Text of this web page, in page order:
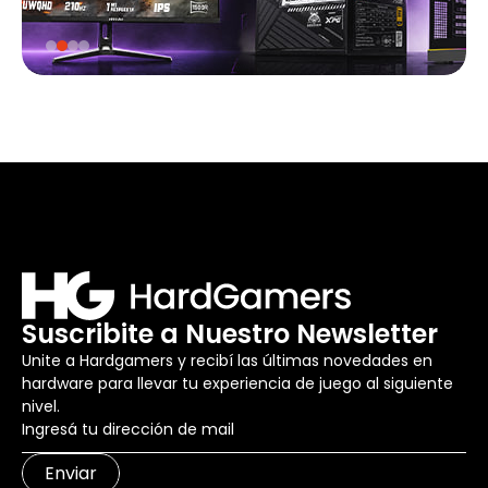
Suscribite a Nuestro Newsletter
Unite a Hardgamers y recibí las últimas novedades en
hardware para llevar tu experiencia de juego al siguiente
nivel.
Enviar